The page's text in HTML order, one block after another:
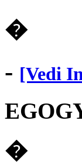
�
- [Vedi
�